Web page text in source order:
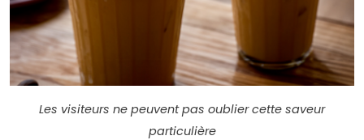
Les visiteurs ne peuvent pas oublier cette saveur
particulière